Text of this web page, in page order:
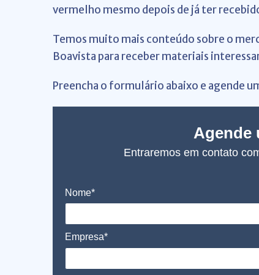
vermelho mesmo depois de já ter
Temos muito mais conteúdo sobre o
Boavista para receber materiais
Preencha o formulário abaixo e agende
Agende
Entraremos em contato
Nome*
Empresa*